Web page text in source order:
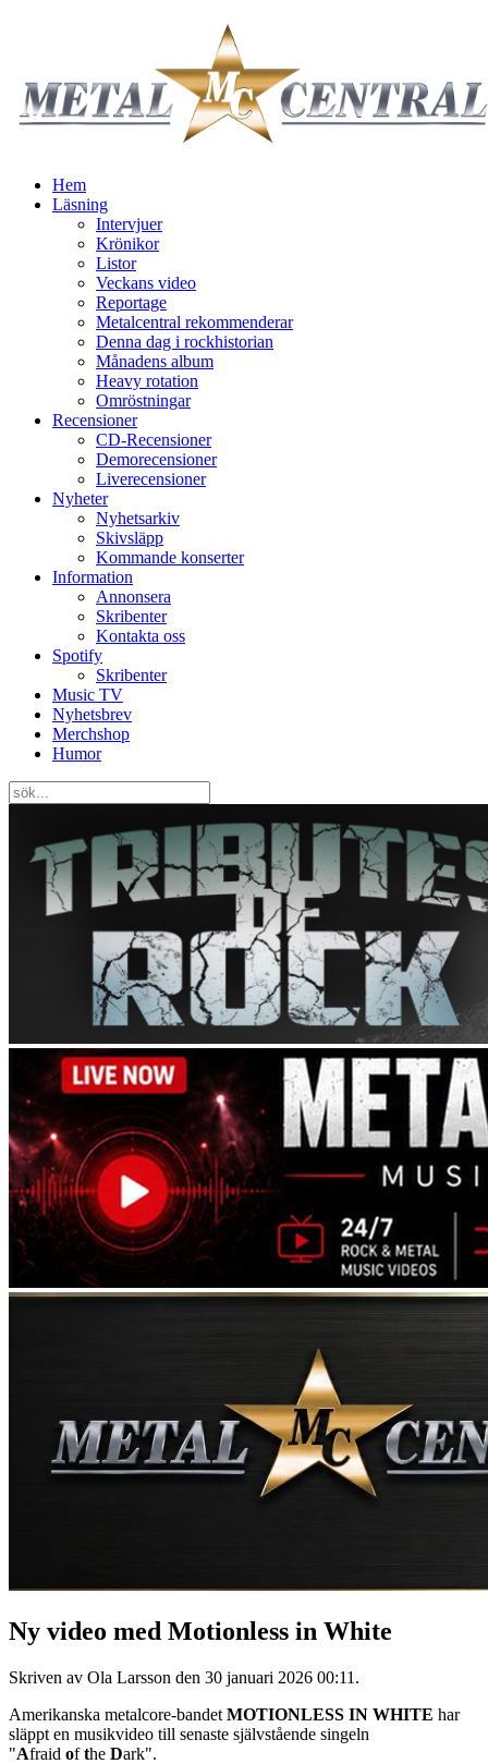
Hem
Läsning
Intervjuer
Krönikor
Listor
Veckans video
Reportage
Metalcentral rekommenderar
Denna dag i rockhistorian
Månadens album
Heavy rotation
Omröstningar
Recensioner
CD-Recensioner
Demorecensioner
Liverecensioner
Nyheter
Nyhetsarkiv
Skivsläpp
Kommande konserter
Information
Annonsera
Skribenter
Kontakta oss
Spotify
Skribenter
Music TV
Nyhetsbrev
Merchshop
Humor
Ny video med Motionless in White
Skriven av Ola Larsson den 30 januari 2026 00:11 .
Amerikanska metalcore-bandet MOTIONLESS IN WHITE har
släppt en musikvideo till senaste självstående singeln
"Afraid ofthe Dark".